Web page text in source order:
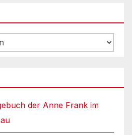
der Anne Frank im